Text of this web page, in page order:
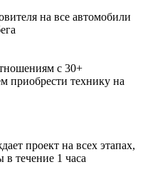
на все автомобили
с 30+
приобрести технику на
проект на всех этапах,
течение 1 часа